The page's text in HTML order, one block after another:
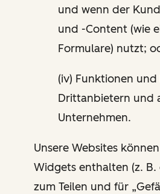
und wenn der
und -Content (wie
Formulare) nutzt;
(iv) Funktionen
Drittanbietern und
Unternehmen.
Unsere Websites
Widgets enthalten (z.
zum Teilen und für